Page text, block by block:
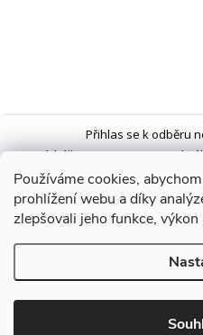
Používáme cookies,
prohlížení webu a díky
zlepšovali jeho funkce,
Přihlas se k odběru
ZískášSLEVU 5 %na první
novinkám, slevám a
Ano, chci
Zásady
*Sleva neplatí na